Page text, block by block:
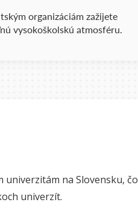
organizáciám zažijete
vysokoškolskú atmosféru.
na Slovensku, čo
univerzít.